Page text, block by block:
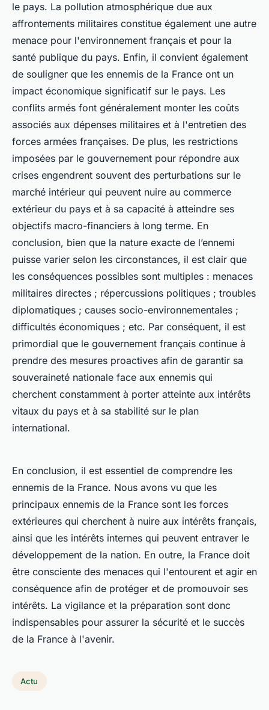
le pays. La pollution atmosphérique due aux
affrontements militaires constitue également une autre
menace pour l'environnement français et pour la
santé publique du pays. Enfin, il convient également
de souligner que les ennemis de la France ont un
impact économique significatif sur le pays. Les
conflits armés font généralement monter les coûts
associés aux dépenses militaires et à l'entretien des
forces armées françaises. De plus, les restrictions
imposées par le gouvernement pour répondre aux
crises engendrent souvent des perturbations sur le
marché intérieur qui peuvent nuire au commerce
extérieur du pays et à sa capacité à atteindre ses
objectifs macro-financiers à long terme. En
conclusion, bien que la nature exacte de l’ennemi
puisse varier selon les circonstances, il est clair que
les conséquences possibles sont multiples : menaces
militaires directes ; répercussions politiques ; troubles
diplomatiques ; causes socio-environnementales ;
difficultés économiques ; etc. Par conséquent, il est
primordial que le gouvernement français continue à
prendre des mesures proactives afin de garantir sa
souveraineté nationale face aux ennemis qui
cherchent constamment à porter atteinte aux intérêts
vitaux du pays et à sa stabilité sur le plan
international.
En conclusion, il est essentiel de comprendre les
ennemis de la France. Nous avons vu que les
principaux ennemis de la France sont les forces
extérieures qui cherchent à nuire aux intérêts français,
ainsi que les intérêts internes qui peuvent entraver le
développement de la nation. En outre, la France doit
être consciente des menaces qui l'entourent et agir en
conséquence afin de protéger et de promouvoir ses
intérêts. La vigilance et la préparation sont donc
indispensables pour assurer la sécurité et le succès
de la France à l'avenir.
Actu